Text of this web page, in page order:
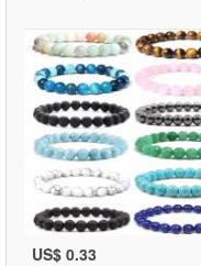
US$ 0.33